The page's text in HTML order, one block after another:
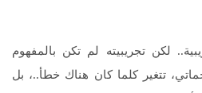
لكن تجريبيته لم تكن بالمفهوم
تتغير كلما كان هناك خطأ..، بل